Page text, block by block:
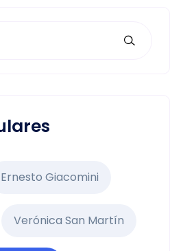
Ernesto Giacomini
Verónica San Martín